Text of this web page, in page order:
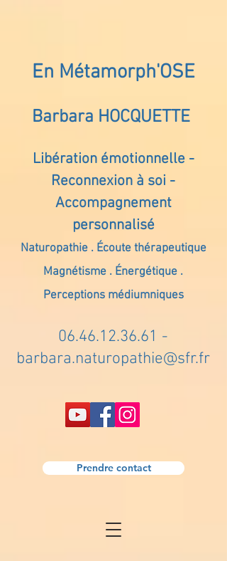
En Métamorph'OSE
Barbara HOCQUETTE
Libération émotionnelle -
Reconnexion à soi -
Accompagnement
personnalisé
Naturopathie . Écoute thérapeutique
Magnétisme . Énergétique .
Perceptions médiumniques
06.46.12.36.61 -
barbara.naturopathie@sfr.fr
Prendre contact